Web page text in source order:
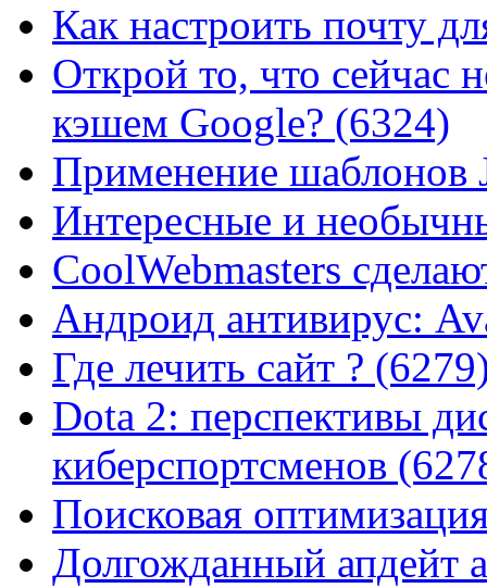
Как настроить почту
Открой то, что сейчас
кэшем Google? (6324)
Применение шаблонов
Интересные и
CoolWebmasters
Андроид антивирус:
Где лечить сайт ?
Dota 2: перспективы
киберспортсменов
Поисковая
Долгожданный апдейт